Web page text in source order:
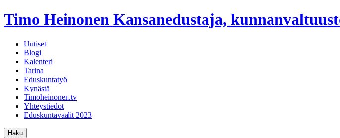
Timo Heinonen Kansanedustaja,
Uutiset
Blogi
Kalenteri
Tarina
Eduskuntatyö
Kynästä
Timoheinonen.tv
Yhteystiedot
Eduskuntavaalit 2023
Haku